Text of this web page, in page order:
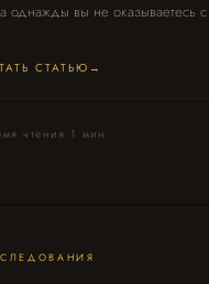
однажды вы не оказываетесь
СТАТЬЮ
чтения 1 мин